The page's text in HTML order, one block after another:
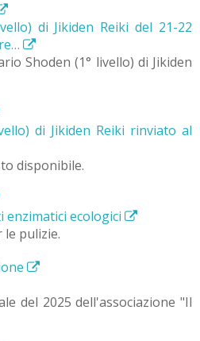
di Jikiden Reiki del 21-22
Shoden (1° livello) di Jikiden
di Jikiden Reiki rinviato al
disponibile.
ecologici
pulizie.
del 2025 dell'associazione "Il